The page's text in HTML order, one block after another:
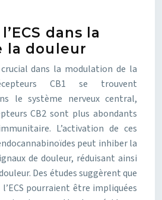
dans la
la douleur
crucial dans la modulation de la
CB1 se trouvent
le système nerveux central,
CB2 sont plus abondants
L’activation de ces
peut inhiber la
de douleur, réduisant ainsi
Des études suggèrent que
pourraient être impliquées